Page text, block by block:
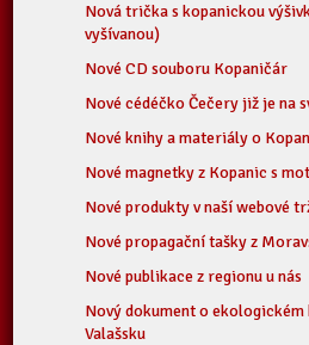
Nová trička s kopanickou
vyšívanou)
Nové CD souboru Kopaničár
Nové cédéčko Čečery již je na
Nové knihy a materiály o
Nové magnetky z Kopanic s
Nové produkty v naší webové
Nové propagační tašky z
Nové publikace z regionu u nás
Nový dokument o ekologickém
Valašsku